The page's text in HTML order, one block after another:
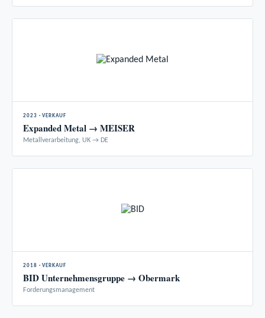
2023 · VERKAUF
Expanded Metal → MEISER
Metallverarbeitung, UK → DE
2018 · VERKAUF
BID Unternehmensgruppe → Obermark
Forderungsmanagement